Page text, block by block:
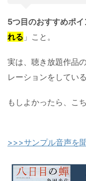
5つ目のおすすめポイ
れる 」こと。
実は、聴き放題作品
レーションをしてい
もしよかったら、こ
>>>サンプル音声を